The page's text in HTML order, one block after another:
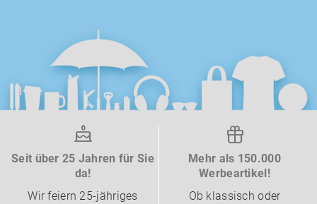
Seit über 25 Jahren für Sie
da!
Wir feiern 25-jähriges
Mehr als 150.000
Werbeartikel!
Ob klassisch oder